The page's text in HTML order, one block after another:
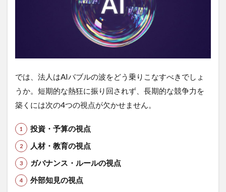
では、法人はAIバブルの波をどう乗りこなすべきでしょ
うか。短期的な熱狂に振り回されず、長期的な競争力を
築くには次の4つの視点が欠かせません。
投資・予算の視点
人材・教育の視点
ガバナンス・ルールの視点
外部知見の視点